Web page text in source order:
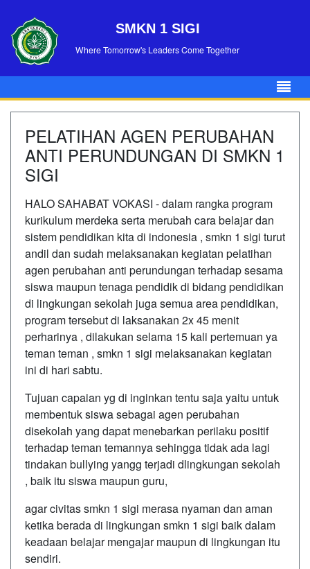
SMKN 1 SIGI
Where Tomorrow's Leaders Come Together
PELATIHAN AGEN PERUBAHAN
ANTI PERUNDUNGAN DI SMKN 1
SIGI
HALO SAHABAT VOKASI - dalam rangka program
kurikulum merdeka serta merubah cara belajar dan
sistem pendidikan kita di indonesia , smkn 1 sigi turut
andil dan sudah melaksanakan kegiatan pelatihan
agen perubahan anti perundungan terhadap sesama
siswa maupun tenaga pendidik di bidang pendidikan
di lingkungan sekolah juga semua area pendidikan,
program tersebut di laksanakan 2x 45 menit
perharinya , dilakukan selama 15 kali pertemuan ya
teman teman , smkn 1 sigi melaksanakan kegiatan
ini di hari sabtu.
Tujuan capaian yg di inginkan tentu saja yaitu untuk
membentuk siswa sebagai agen perubahan
disekolah yang dapat menebarkan perilaku positif
terhadap teman temannya sehingga tidak ada lagi
tindakan bullying yangg terjadi dlingkungan sekolah
, baik itu siswa maupun guru,
agar civitas smkn 1 sigi merasa nyaman dan aman
ketika berada di lingkungan smkn 1 sigi baik dalam
keadaan belajar mengajar maupun di lingkungan itu
sendiri.